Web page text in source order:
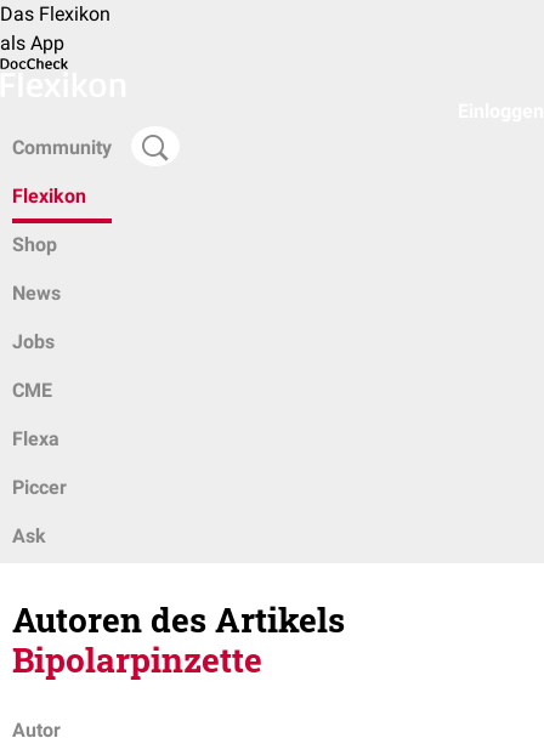
Das Flexikon
als App
Community
Flexikon
Shop
News
Jobs
CME
Flexa
Piccer
Ask
Autoren des Artikels
Bipolarpinzette
Autor